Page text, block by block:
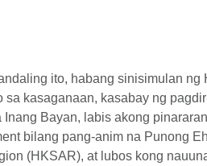
ito, habang sinisimulan
sa kasaganaan, kasabay ng
Bayan, labis akong
bilang pang-anim na Punong
(HKSAR), at lubos kong